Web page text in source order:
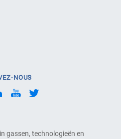
gassen, technologieën en
NOUS